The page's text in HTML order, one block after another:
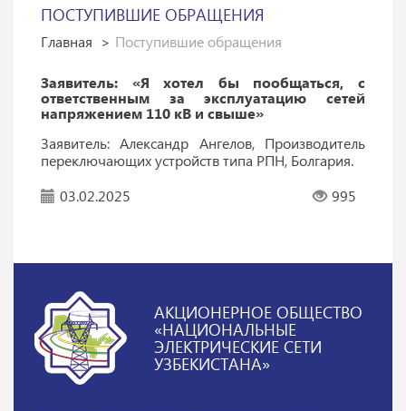
ПОСТУПИВШИЕ ОБРАЩЕНИЯ
Главная Поступившие обращения
Заявитель: «Я хотел бы пообщаться, с
ответственным за эксплуатацию сетей
напряжением 110 кВ и свыше»
Заявитель: Александр Ангелов, Производитель
переключающих устройств типа РПН, Болгария.
03.02.2025
995
АКЦИОНЕРНОЕ ОБЩЕСТВО
«НАЦИОНАЛЬНЫЕ
ЭЛЕКТРИЧЕСКИЕ СЕТИ
УЗБЕКИСТАНА»